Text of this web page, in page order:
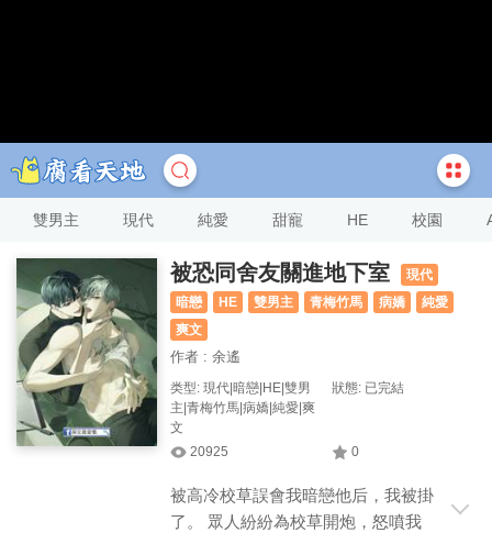
雙男主 現代 純愛 甜寵 HE 校園
被恐同舍友關進地下室
現代
暗戀
HE 雙男主 青梅竹馬 病嬌
純愛
爽文
作者 : 余遙
类型: 現代|暗戀|HE|雙男
主|青梅竹馬|病嬌|純愛|爽
文
狀態: 已完結
20925 0
被高冷校草誤會我暗戀他后，我被掛
了。 眾人紛紛為校草開炮，怒噴我